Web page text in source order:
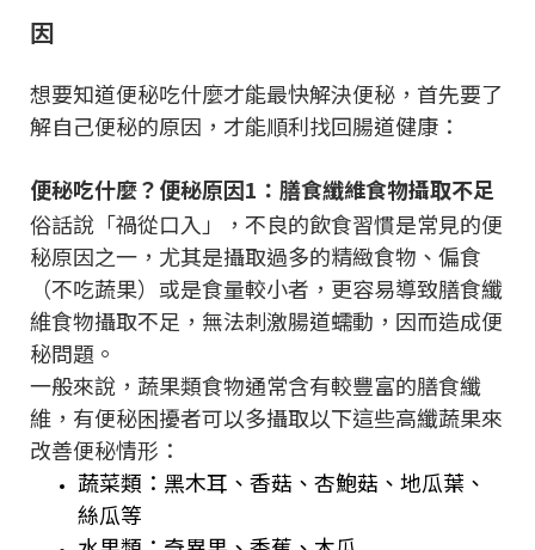
因
想要知道便秘吃什麼才能最快解決便秘，首先要了
解自己便秘的原因，才能順利找回腸道健康：
便秘吃什麼？便秘原因1：膳食纖維食物攝取不足
俗話說「禍從口入」，不良的飲食習慣是常見的便
秘原因之一，尤其是攝取過多的精緻食物、偏食
（不吃蔬果）或是食量較小者，更容易導致膳食纖
維食物攝取不足，無法刺激腸道蠕動，因而造成便
秘問題。
一般來說，蔬果類食物通常含有較豐富的膳食纖
維，有便秘困擾者可以多攝取以下這些高纖蔬果來
改善便秘情形：
蔬菜類：黑木耳、香菇、杏鮑菇、地瓜葉、
絲瓜等